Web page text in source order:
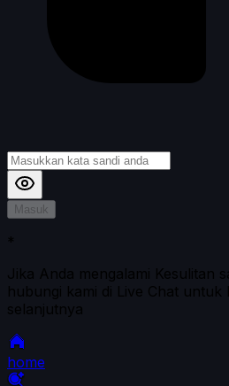
Masuk
*
Jika Anda mengalami Kesulitan
hubungi kami di Live Chat untuk
selanjutnya
home